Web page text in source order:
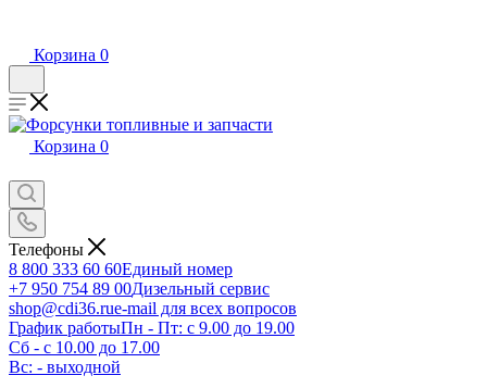
Корзина 0
Корзина 0
Телефоны
8 800 333 60 60Единый номер
+7 950 754 89 00Дизельный сервис
shop@cdi36.rue-mail для всех вопросов
График работыПн - Пт: с 9.00 до 19.00
Сб - с 10.00 до 17.00
Вс: - выходной